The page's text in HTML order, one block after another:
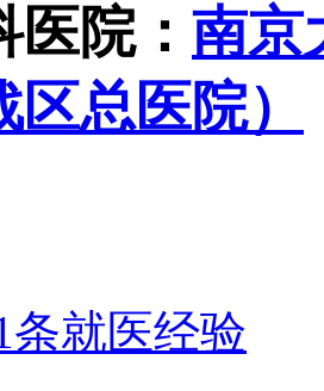
医院： 南京
区总医院）
条就医经验